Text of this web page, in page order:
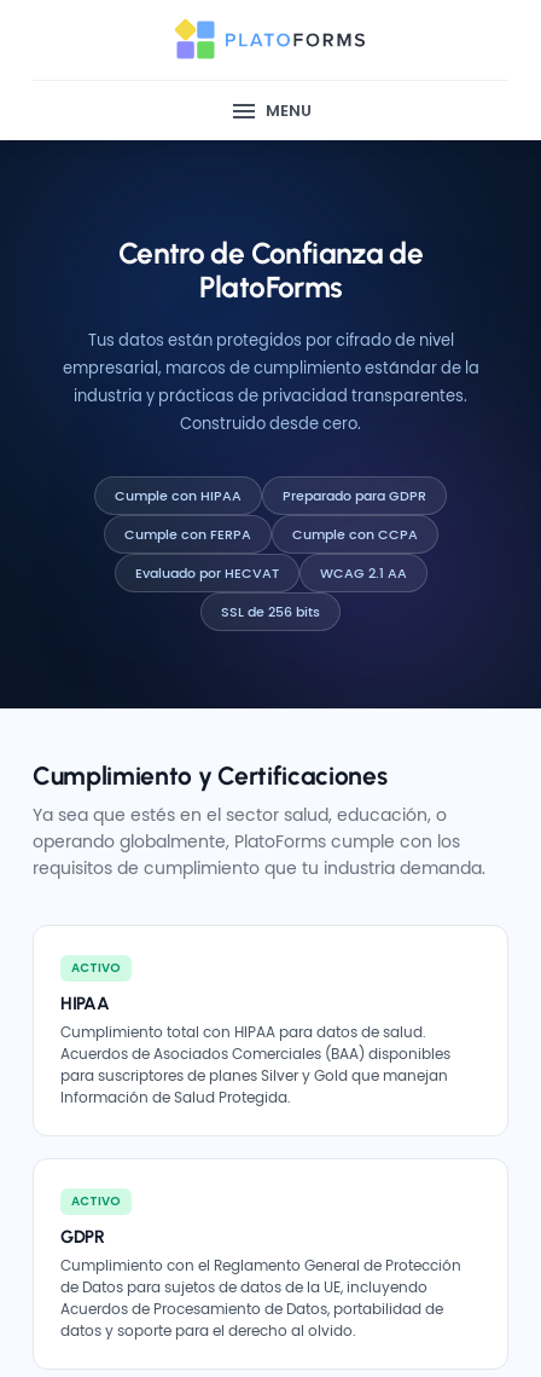
MENU
Centro de Confianza de
PlatoForms
Tus datos están protegidos por cifrado de nivel
empresarial, marcos de cumplimiento estándar de la
industria y prácticas de privacidad transparentes.
Construido desde cero.
Cumple con HIPAA
Preparado para GDPR
Cumple con FERPA
Cumple con CCPA
Evaluado por HECVAT
WCAG 2.1 AA
SSL de 256 bits
Cumplimiento y Certificaciones
Ya sea que estés en el sector salud, educación, o
operando globalmente, PlatoForms cumple con los
requisitos de cumplimiento que tu industria demanda.
ACTIVO
HIPAA
Cumplimiento total con HIPAA para datos de salud.
Acuerdos de Asociados Comerciales (BAA) disponibles
para suscriptores de planes Silver y Gold que manejan
Información de Salud Protegida.
ACTIVO
GDPR
Cumplimiento con el Reglamento General de Protección
de Datos para sujetos de datos de la UE, incluyendo
Acuerdos de Procesamiento de Datos, portabilidad de
datos y soporte para el derecho al olvido.